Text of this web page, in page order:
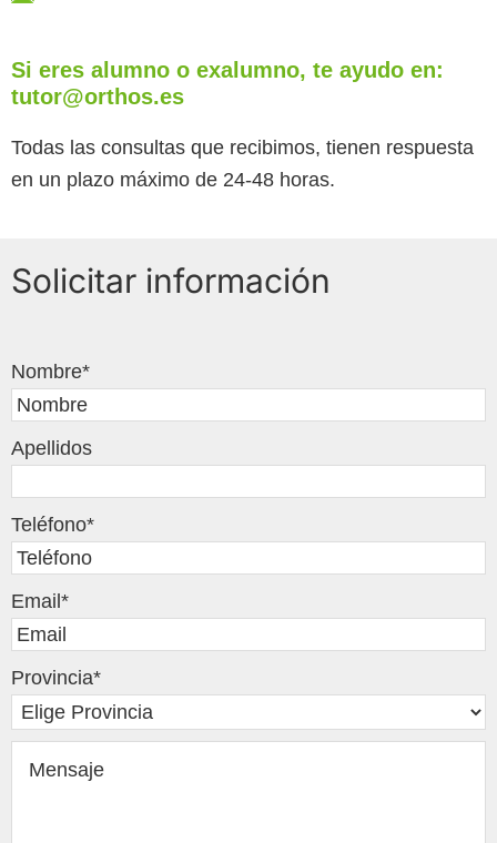
Si eres alumno o exalumno, te ayudo en:
tutor@orthos.es
Todas las consultas que recibimos, tienen respuesta
en un plazo máximo de 24-48 horas.
Solicitar información
Nombre*
Apellidos
Teléfono*
Email *
Provincia*